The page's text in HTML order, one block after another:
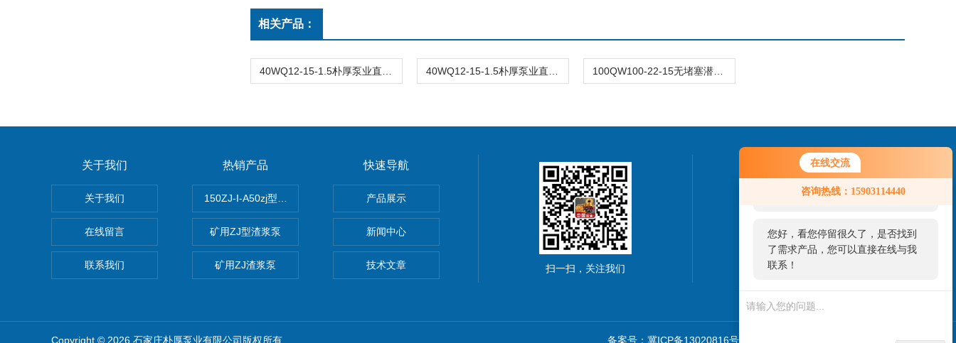
在线交流
咨询热线：15903114440
您好！欢迎前来咨询，很高兴为您
服务，请问您要咨询什么问题呢？
您好，看您停留很久了，是否找到
了需求产品，您可以直接在线与我
联系！
相关产品：
关于我们
关于我们
在线留言
联系我们
热销产品
150ZJ-I-A50zj型渣浆泵
矿用ZJ型渣浆泵
矿用ZJ渣浆泵
快速导航
产品展示
新闻中心
技术文章 扫一扫，关注我们
联系我们
13722882123
Copyright © 2026 石家庄朴厚泵业有限公司版权所有 备案号：冀ICP备13020816号-2 环保